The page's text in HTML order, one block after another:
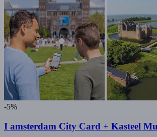
-5%
I amsterdam City Card + Kasteel